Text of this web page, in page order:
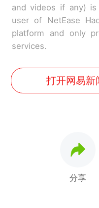
and videos if any)
user of NetEase
platform and only
services.
打开网易新
分享